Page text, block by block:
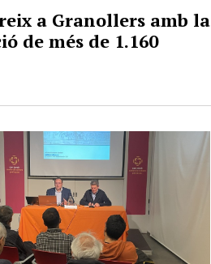
a Granollers amb la
de més de 1.160